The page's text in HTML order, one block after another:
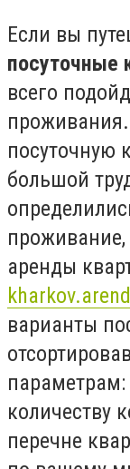
Если вы
посуточные
всего
посуточную
большой
проживание,
аренды
варианты
параметрам:
количеству
перечне